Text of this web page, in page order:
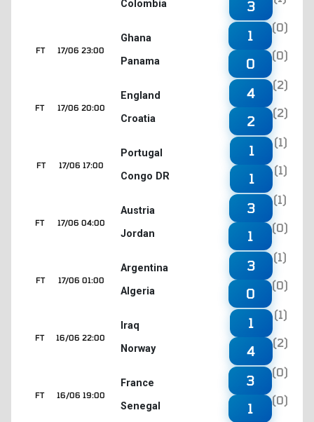
Colombia 3
17/06 23:00
FT
Ghana
Panama
1
(0)
0
(0)
17/06 20:00
FT
England
Croatia
4
(2)
2
(2)
17/06 17:00
FT
Portugal
Congo DR
1
(1)
1
(1)
17/06 04:00
FT
Austria
Jordan
3
(1)
1
(0)
17/06 01:00
FT
Argentina
Algeria
3
(1)
0
(0)
16/06 22:00
FT
Iraq
Norway
1
(1)
4
(2)
16/06 19:00
FT
France
Senegal
3
(0)
1
(0)